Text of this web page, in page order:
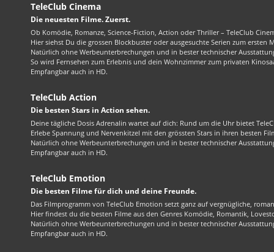
TeleClub Cinema
Die neuesten Filme. Zuerst.
Ob Komödie, Romanze, Science-Fiction, Action oder Thriller – TeleClub
Hier siehst Du die grossen Blockbuster oder ausgesuchte Serien zum ersten
Natürlich ohne Werbeunterbrechungen und in bester technischer
So wird Fernsehen zum Erlebnis und dein Wohnzimmer zum privaten
Empfangbar auch in HD.
TeleClub Action
Die besten Stars in Action sehen.
Deine tägliche Dosis Adrenalin wartet auf dich: Rund um die Uhr bietet
Erlebe Spannung und Nervenkitzel mit den grössten Stars in ihren besten
Natürlich ohne Werbeunterbrechungen und in bester technischer
Empfangbar auch in HD.
TeleClub Emotion
Die besten Filme für dich und deine Freunde.
Das Filmprogramm von TeleClub Emotion setzt ganz auf vergnügliche,
Hier findest du die besten Filme aus den Genres Komödie, Romantik,
Natürlich ohne Werbeunterbrechungen und in bester technischer
Empfangbar auch in HD.